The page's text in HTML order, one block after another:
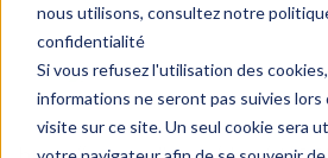
nous utilisons, consultez notre
confidentialité
Si vous refusez l'utilisation des
informations ne seront pas suivies lors
visite sur ce site. Un seul cookie sera